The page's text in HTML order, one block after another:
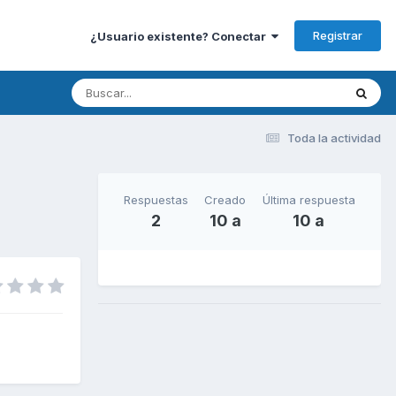
¿Usuario existente? Conectar Registrar
Toda la actividad
Respuestas
2
Creado
10 a
Última respuesta
10 a